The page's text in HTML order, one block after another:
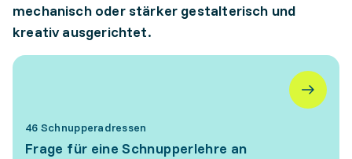
mechanisch oder stärker gestalterisch und
kreativ ausgerichtet.
46 Schnupperadressen
Frage für eine Schnupperlehre an